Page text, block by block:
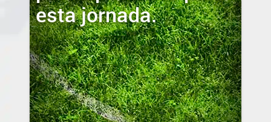
esta jornada.